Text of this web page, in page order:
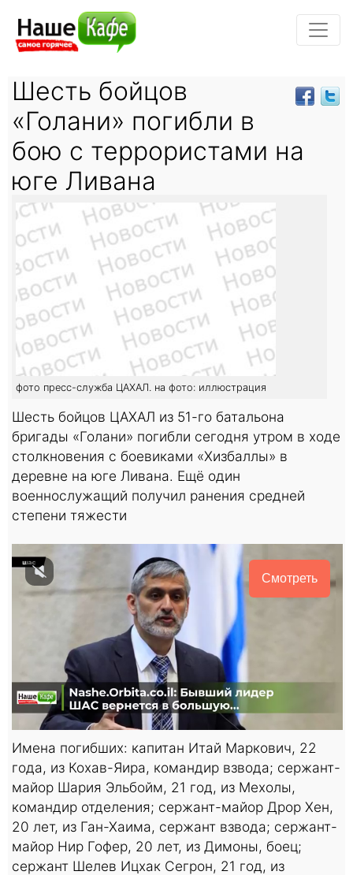
Шесть бойцов
«Голани» погибли в
бою с террористами на
юге Ливана
фото пресс-служба ЦАХАЛ. на фото: иллюстрация
Шесть бойцов ЦАХАЛ из 51-го батальона
бригады «Голани» погибли сегодня утром в ходе
столкновения с боевиками «Хизбаллы» в
деревне на юге Ливана. Ещё один
военнослужащий получил ранения средней
степени тяжести
Смотреть
Имена погибших: капитан Итай Маркович, 22
года, из Кохав-Яира, командир взвода; сержант-
майор Шария Эльбойм, 21 год, из Мехолы,
командир отделения; сержант-майор Дрор Хен,
20 лет, из Ган-Хаима, сержант взвода; сержант-
майор Нир Гофер, 20 лет, из Димоны, боец;
сержант Шелев Ицхак Сегрон, 21 год, из